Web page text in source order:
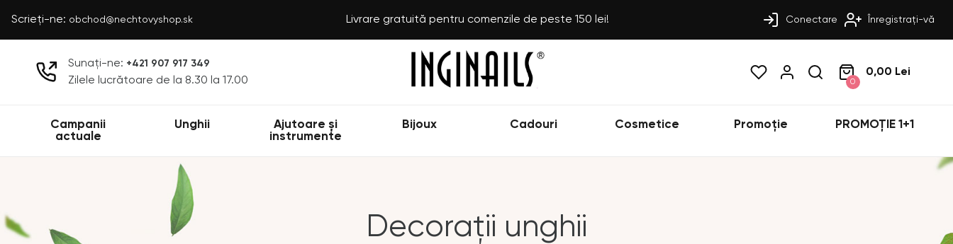
Scrieți-ne: obchod@nechtovyshop.sk Livrare gratuită pentru comenzile de peste 150 lei! Conectare Înregistrați-vă
Sunați-ne: +421 907 917 349
Zilele lucrătoare de la 8.30 la 17.00 0
0,00 Lei
Campanii
actuale
Unghii
Ajutoare și
instrumente
Bijoux Cadouri Cosmetice Promoție PROMOȚIE 1+1
Decorații unghii